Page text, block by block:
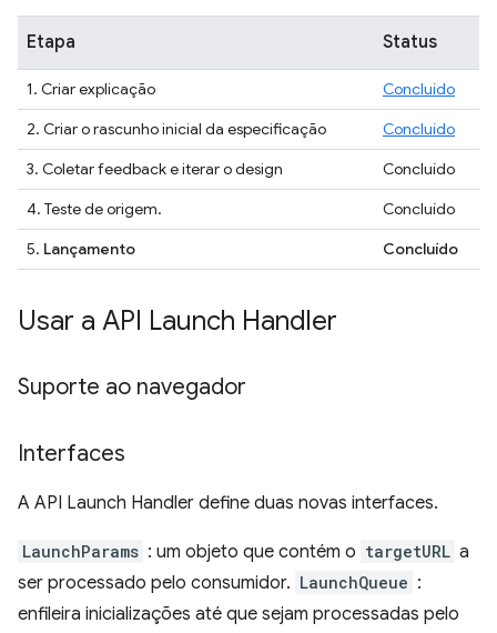
Etapa Status
1. Criar explicação
Concluído
2. Criar o rascunho inicial da especificação
Concluído
3. Coletar feedback e iterar o design
Concluído
4. Teste de origem.
Concluído
5. Lançamento Concluído
Usar a API Launch Handler
Suporte ao navegador
Interfaces
A API Launch Handler define duas novas interfaces.
LaunchParams : um objeto que contém o targetURL a
ser processado pelo consumidor. LaunchQueue :
enfileira inicializações até que sejam processadas pelo